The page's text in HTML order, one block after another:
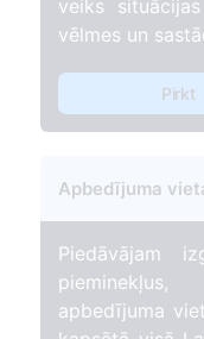
veiks
vēlmes un
Pirkt
Apbedījuma
Piedāvājam
apbedījuma